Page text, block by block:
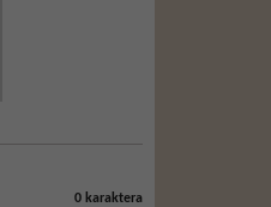
0karaktera